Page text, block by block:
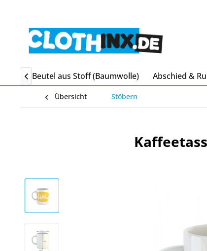
Beutel aus Stoff (Baumwolle) Abschied &

Übersicht Stöbern